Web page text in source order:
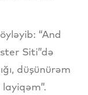
“And
Siti”də
düşünürəm